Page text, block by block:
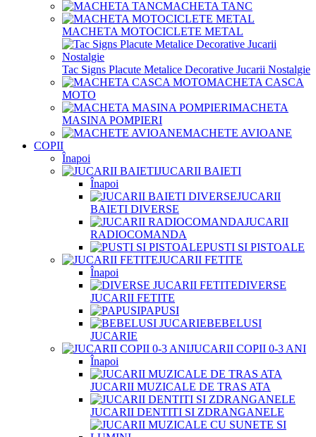
MACHETA TANC
MACHETA MOTOCICLETE METAL
Tac Signs Placute Metalice Decorative Jucarii Nostalgie
MACHETA CASCA
MOTO
MACHETA
MASINA POMPIERI
MACHETE AVIOANE
COPII
Înapoi
JUCARII BAIETI
Înapoi
JUCARII
BAIETI DIVERSE
JUCARII
RADIOCOMANDA
PUSTI SI PISTOALE
JUCARII FETITE
Înapoi
DIVERSE
JUCARII FETITE
PAPUSI
BEBELUSI
JUCARIE
JUCARII COPII 0-3 ANI
Înapoi
JUCARII MUZICALE DE TRAS ATA
JUCARII DENTITI SI ZDRANGANELE